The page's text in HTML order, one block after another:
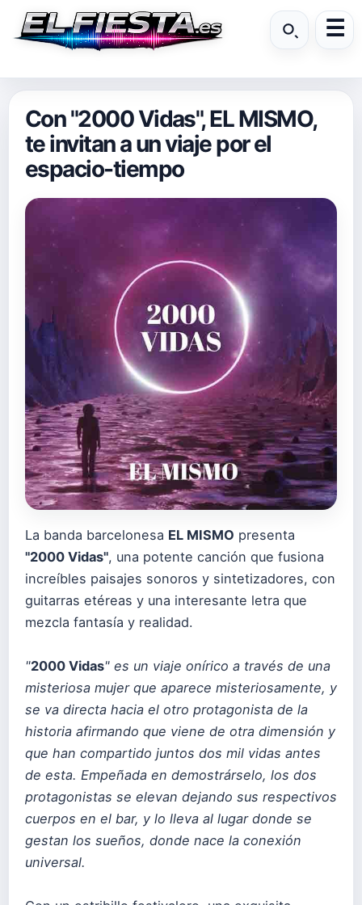
Con "2000 Vidas", EL MISMO,
te invitan a un viaje por el
espacio-tiempo
La banda barcelonesa EL MISMO presenta
"2000 Vidas", una potente canción que fusiona
increíbles paisajes sonoros y sintetizadores, con
guitarras etéreas y una interesante letra que
mezcla fantasía y realidad.
"2000 Vidas" es un viaje onírico a través de una
misteriosa mujer que aparece misteriosamente, y
se va directa hacia el otro protagonista de la
historia afirmando que viene de otra dimensión y
que han compartido juntos dos mil vidas antes
de esta. Empeñada en demostrárselo, los dos
protagonistas se elevan dejando sus respectivos
cuerpos en el bar, y lo lleva al lugar donde se
gestan los sueños, donde nace la conexión
universal.